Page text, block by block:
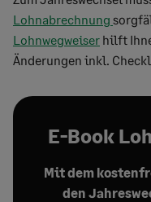
Lohnabrechnung
Lohnwegweiser hilft
Änderungen inkl.
E-Book
Mit dem
den